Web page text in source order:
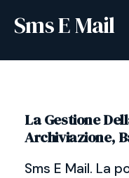
Sms E Mail
La Gestione
Archiviazione,
Sms E Mail. La